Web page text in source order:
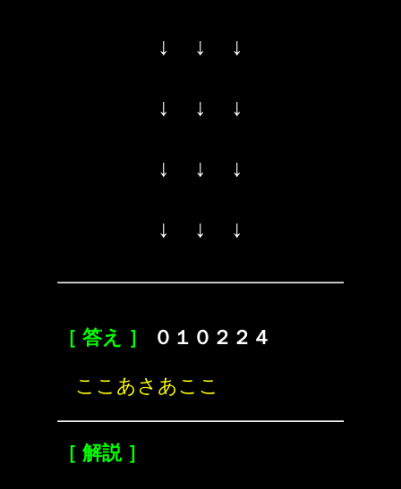
↓ ↓ ↓
↓ ↓ ↓
↓ ↓ ↓
↓ ↓ ↓
［ 答え ］ ０１０２２４
ここあさあここ
［ 解説 ］